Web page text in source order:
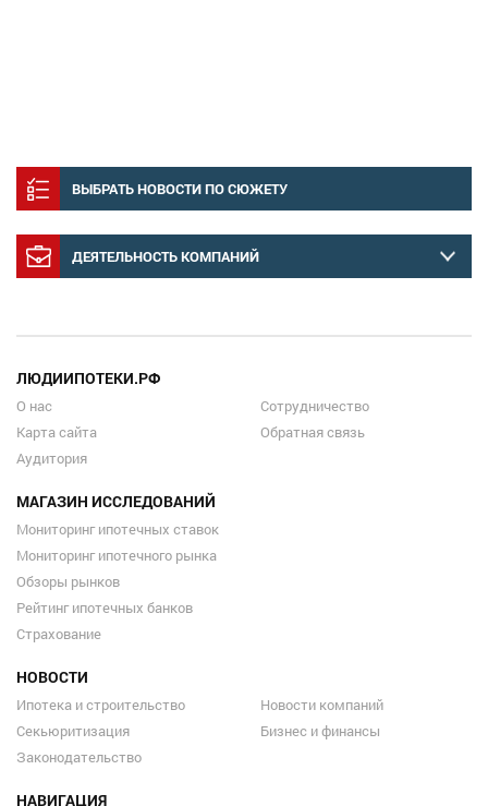
ВЫБРАТЬ НОВОСТИ ПО СЮЖЕТУ
ДЕЯТЕЛЬНОСТЬ КОМПАНИЙ
ЛЮДИИПОТЕКИ.РФ
О нас
Карта сайта
Аудитория
Сотрудничество
Обратная связь
МАГАЗИН ИССЛЕДОВАНИЙ
Мониторинг ипотечных ставок
Мониторинг ипотечного рынка
Обзоры рынков
Рейтинг ипотечных банков
Страхование
НОВОСТИ
Ипотека и строительство
Секьюритизация
Законодательство
Новости компаний
Бизнес и финансы
НАВИГАЦИЯ